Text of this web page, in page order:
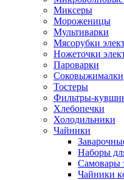
Миксеры
Мороженицы
Мультиварки
Мясорубки
Ножеточки
Пароварки
Соковыжималки
Тостеры
Фильтры-
Хлебопечки
Холодильники
Чайники
Наборы
Самовары
Чайники